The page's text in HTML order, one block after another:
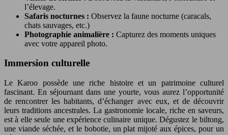
l’élevage.
Safaris nocturnes : Observez la faune nocturne (caracals,
chats sauvages, etc.)
Photographie animalière : Capturez des moments uniques
avec votre appareil photo.
Immersion culturelle
Le Karoo possède une riche histoire et un patrimoine culturel
fascinant. En séjournant dans une yourte, vous aurez l’opportunité
de rencontrer les habitants, d’échanger avec eux, et de découvrir
leurs traditions ancestrales. La gastronomie locale, riche en saveurs,
est à elle seule une expérience culinaire unique. Dégustez le biltong,
une viande séchée, et le bobotie, un plat mijoté aux épices, pour un